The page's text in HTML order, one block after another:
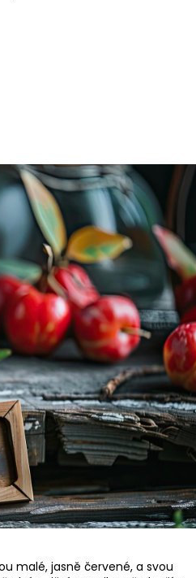
malé, jasně červené, a svou